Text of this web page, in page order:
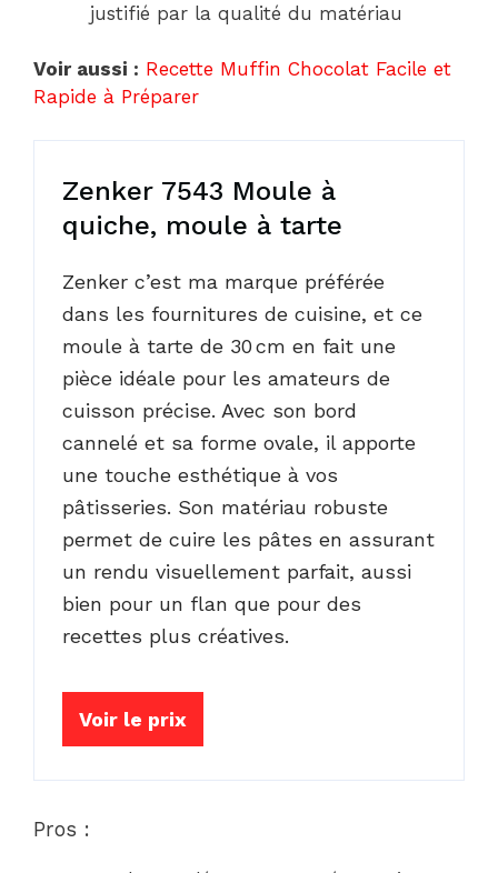
justifié par la qualité du matériau
Voir aussi : Recette Muffin Chocolat Facile et
Rapide à Préparer
Zenker 7543 Moule à
quiche, moule à tarte
Zenker c’est ma marque préférée
dans les fournitures de cuisine, et ce
moule à tarte de 30 cm en fait une
pièce idéale pour les amateurs de
cuisson précise. Avec son bord
cannelé et sa forme ovale, il apporte
une touche esthétique à vos
pâtisseries. Son matériau robuste
permet de cuire les pâtes en assurant
un rendu visuellement parfait, aussi
bien pour un flan que pour des
recettes plus créatives.
Voir le prix
Pros :